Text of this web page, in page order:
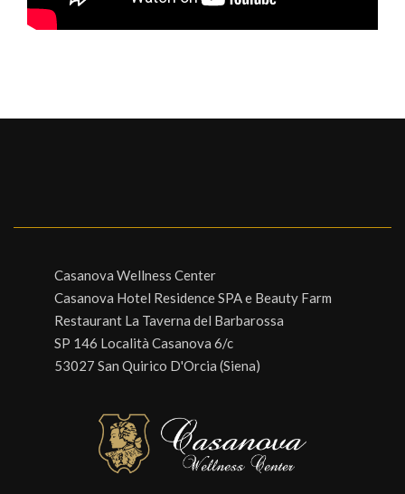
Casanova Wellness Center
Casanova Hotel Residence SPA e Beauty Farm
Restaurant La Taverna del Barbarossa
SP 146 Località Casanova 6/c
53027 San Quirico D'Orcia (Siena)